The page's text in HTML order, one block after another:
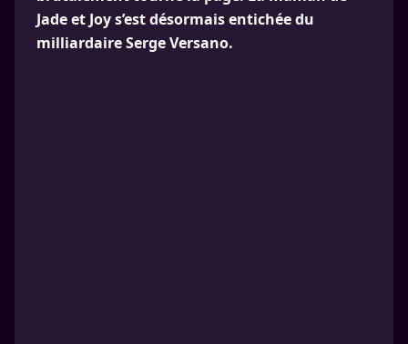
Jade et Joy s’est désormais entichée du
milliardaire Serge Versano.